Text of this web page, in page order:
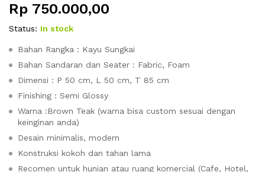
Rp 750.000,00
Status: In stock
Bahan Rangka : Kayu Sungkai
Bahan Sandaran dan Seater : Fabric, Foam
Dimensi : P 50 cm, L 50 cm, T 85 cm
Finishing : Semi Glossy
Warna :Brown Teak (warna bisa custom sesuai dengan
keinginan anda)
Desain minimalis, modern
Konstruksi kokoh dan tahan lama
Recomen untuk hunian atau ruang komercial (Cafe, Hotel,